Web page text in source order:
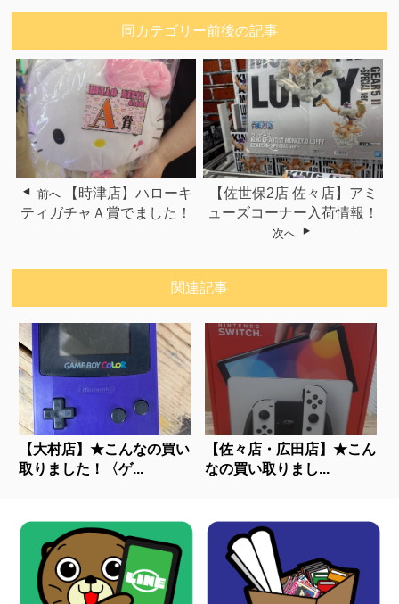
同カテゴリー前後の記事
前へ
【時津店】ハローキ
ティガチャＡ賞でました！
【佐世保2店 佐々店】アミ
ューズコーナー入荷情報！
次へ
関連記事
【大村店】★こんなの買い
取りました！〈ゲ...
【佐々店・広田店】★こん
なの買い取りまし...